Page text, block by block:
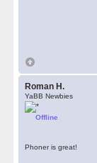
Roman H.
YaBB Newbies
Offline
Phoner is great!